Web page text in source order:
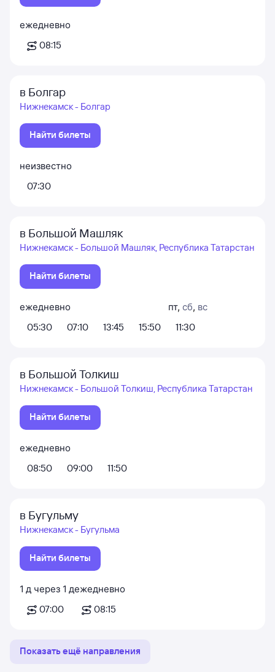
ежедневно
08:15
в Болгар
Нижнекамск - Болгар
Найти билеты
неизвестно
07:30
в Большой Машляк
Нижнекамск - Большой Машляк, Республика Татарстан
Найти билеты
ежедневно
05:30
07:10 13:45 15:50
пт, сб, вс
11:30
в Большой Толкиш
Нижнекамск - Большой Толкиш, Республика Татарстан
Найти билеты
ежедневно
08:50
09:00 11:50
в Бугульму
Нижнекамск - Бугульма
Найти билеты
1 д через 1 д
07:00
ежедневно
08:15
Показать ещё направления